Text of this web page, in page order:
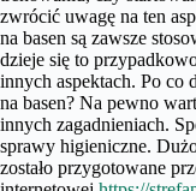
zwrócić uwagę na ten
na basen są zawsze
dzieje się to
innych aspektach. Po co
na basen? Na pewno
innych zagadnieniach.
sprawy higieniczne.
zostało przygotowane